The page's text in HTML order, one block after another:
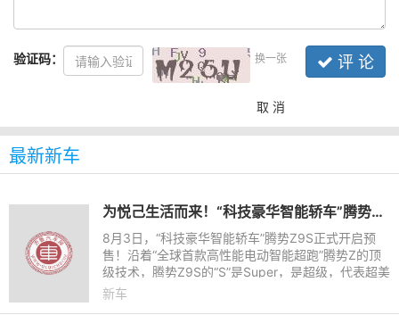
验证码： 换一张 评 论
取 消
最新新车
为悦己生活而来！“科技豪华智能轿车”腾势Z9S开启预售
8月3日，“科技豪华智能轿车”腾势Z9S正式开启预
售！沿着“全球首款高性能电动智能超跑”腾势Z的顶
级技术，腾势Z9S的“S”是Super，是超级，代表超美
颜值、超长续航、超强驾控和超级智能，为悦己生活
新车